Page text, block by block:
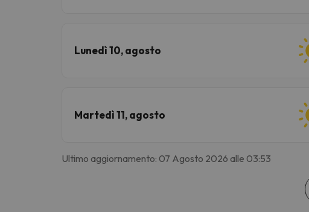
Lunedì 10, agosto
Martedì 11, agosto
Ultimo aggiornamento: 07 Agosto 2026 alle 03:53